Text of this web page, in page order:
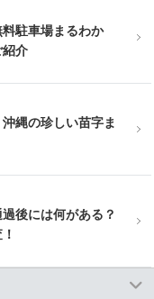
駐車場まるわか
介
縄の珍しい苗字ま
後には何がある？